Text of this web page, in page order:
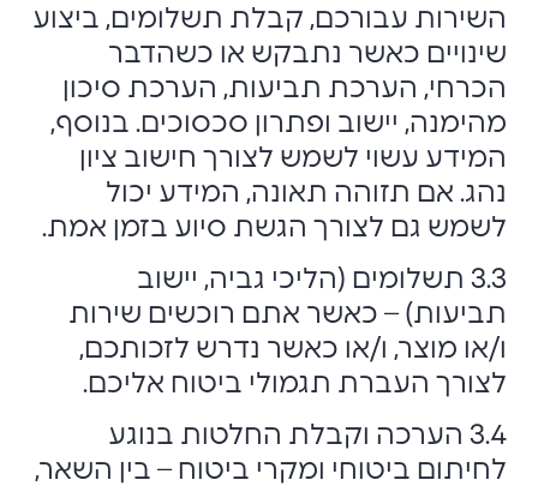
השירות עבורכם, קבלת תשלומים, ביצוע
שינויים כאשר נתבקש או כשהדבר
הכרחי, הערכת תביעות, הערכת סיכון
מהימנה, יישוב ופתרון סכסוכים. בנוסף,
המידע עשוי לשמש לצורך חישוב ציון
נהג. אם תזוהה תאונה, המידע יכול
לשמש גם לצורך הגשת סיוע בזמן אמת.
3.3 תשלומים (הליכי גביה, יישוב
תביעות) – כאשר אתם רוכשים שירות
ו/או מוצר, ו/או כאשר נדרש לזכותכם,
לצורך העברת תגמולי ביטוח אליכם.
3.4 הערכה וקבלת החלטות בנוגע
לחיתום ביטוחי ומקרי ביטוח – בין השאר,